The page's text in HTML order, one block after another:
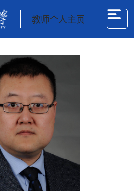
教师个人主页